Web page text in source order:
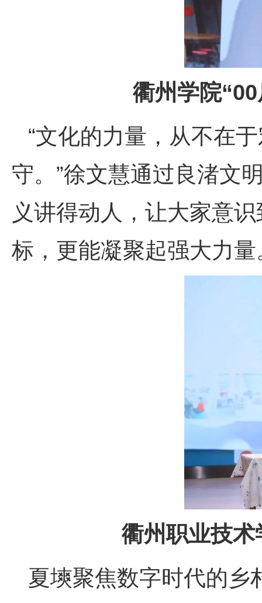
衢州学院
“文化的力量，从不在
守。”徐文慧通过良渚文
义讲得动人，让大家意
标，更能凝聚起强大力量
衢州职业技
夏塽聚焦数字时代的乡